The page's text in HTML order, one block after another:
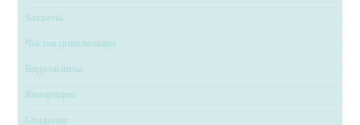
Захваты
Чистая цивилизация
Видеоклипы
Концепции
Создание